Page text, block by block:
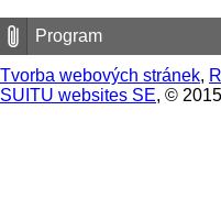
Program
Tvorba webových stránek,
SUITU websites SE, © 2015